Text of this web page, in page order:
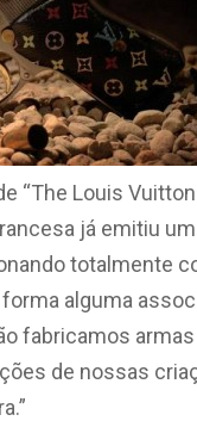
“The Louis Vuitton
já emitiu
totalmente
alguma
fabricamos
de nossas